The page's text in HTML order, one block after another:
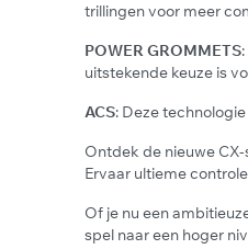
trillingen voor meer
POWER GROMMETS
uitstekende keuze is
ACS: Deze
Ontdek de nieuwe
Ervaar ultieme
Of je nu een
spel naar een hoger